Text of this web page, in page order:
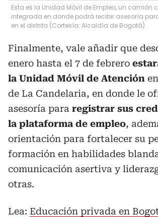
Esta es la Unidad Móvil de Empleo, un camión
integrada en donde podrá recibir asesoría
en el distrito (Cortesía: Alcaldía de Bogotá).
Finalmente, vale añadir que
enero hasta el 7 de febrero
la Unidad Móvil de Atención
de La Candelaria, en donde le
asesoría para registrar sus
la plataforma de empleo,
orientación para fortalecer su
formación en habilidades
comunicación asertiva y
otras.
Lea: Educación privada en